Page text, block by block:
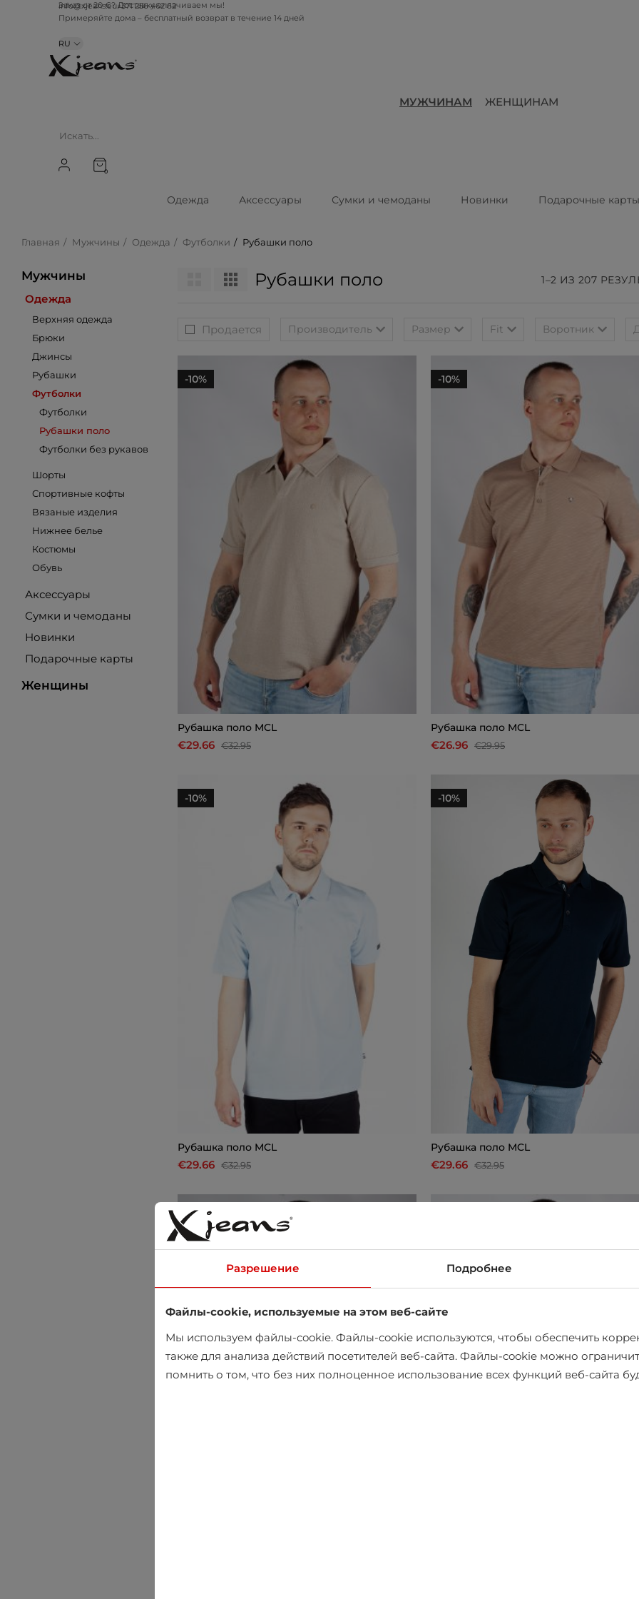
info@xjeans.eu+371 256 462 62
Заказ от 20 €? Доставку оплачиваем мы!
RU
МУЖЧИНАМ ЖЕНЩИНАМ
0
Одежда Аксессуары Сумки и чемоданы Новинки Подарочные карты
Главная Мужчины Одежда Футболки Рубашки поло
Мужчины
Одежда
Верхняя одежда
Брюки
Джинсы
Рубашки
Футболки
Футболки
Рубашки поло
Футболки без рукавов
Шорты
Спортивные кофты
Вязаные изделия
Нижнее белье
Костюмы
Обувь
Аксессуары
Сумки и чемоданы
Новинки
Подарочные карты
Женщины
Рубашки поло 1–2 ИЗ 207
Продается Производитель Размер Fit Воротник
-10%
Рубашкa поло MCL
€29.66 €32.95
-10%
Рубашкa поло MCL
€26.96 €29.95
-10%
Рубашкa поло MCL
€29.66 €32.95
-10%
Рубашкa поло MCL
€29.66 €32.95
-10%
Разрешение Подробнее
Файлы-cookie, используемые на этом веб-сайте
Мы используем файлы-cookie. Файлы-cookie используются, чтобы обеспечить
также для анализа действий посетителей веб-сайта. Файлы-cookie можно
помнить о том, что без них полноценное использование всех функций веб-сайта